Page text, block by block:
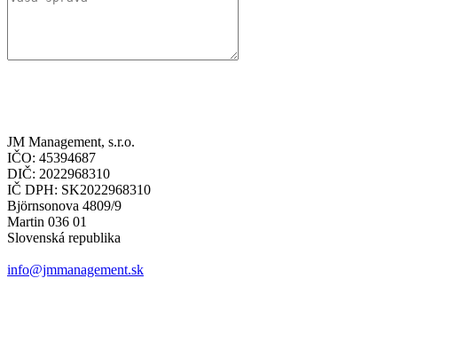
JM Management, s.r.o.
IČO: 45394687
DIČ: 2022968310
IČ DPH: SK2022968310
Björnsonova 4809/9
Martin 036 01
Slovenská republika
info@jmmanagement.sk